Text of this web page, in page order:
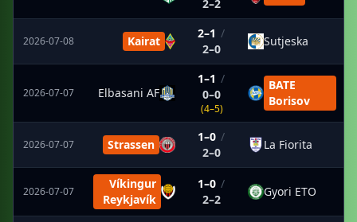
2–2
2026-07-08 Kairat
2–1 /
2–0
Sutjeska
2026-07-07 Elbasani AF
1–1 /
0–0
(4–5)
BATE
Borisov
2026-07-07 Strassen
1–0 /
2–0
La Fiorita
2026-07-07
Víkingur
Reykjavík
1–0 /
2–2
Gyori ETO